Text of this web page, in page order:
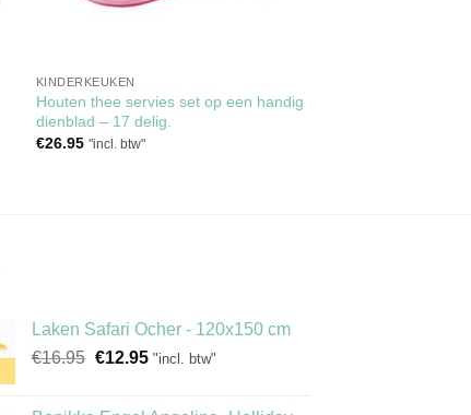
KINDERKEUKEN
Houten thee servies set op een handig
dienblad – 17 delig.
€26.95 "incl. btw"
Laken Safari Ocher - 120x150 cm
€16.95 Oorspronkelijke
€12.95Huidige
"incl. btw"